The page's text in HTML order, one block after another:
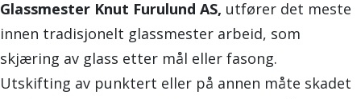
Glassmester Knut Furulund AS, utfører det meste
innen tradisjonelt glassmester arbeid, som
skjæring av glass etter mål eller fasong.
Utskifting av punktert eller på annen måte skadet